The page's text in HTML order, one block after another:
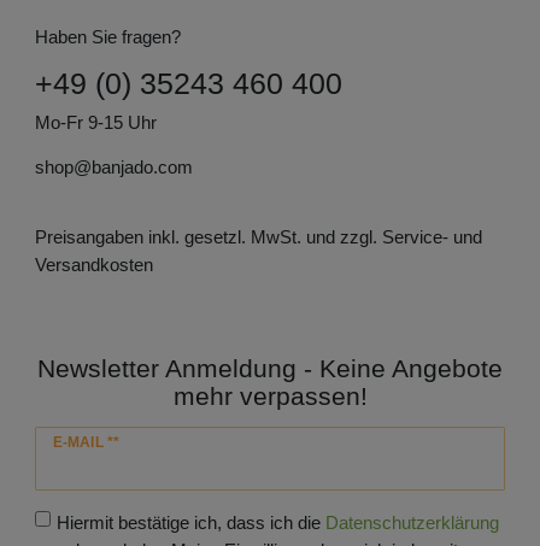
Haben Sie fragen?
+49 (0) 35243 460 400
Mo-Fr 9-15 Uhr
shop@banjado.com
Preisangaben inkl. gesetzl. MwSt. und zzgl. Service- und
Versandkosten
Newsletter Anmeldung - Keine Angebote
mehr verpassen!
E-MAIL **
Newsletter
Hiermit bestätige ich, dass ich die Daten­schutz­erklärung